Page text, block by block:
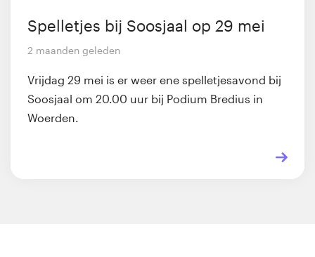
Spelletjes bij Soosjaal op 29 mei
2 maanden geleden
Vrijdag 29 mei is er weer ene spelletjesavond bij
Soosjaal om 20.00 uur bij Podium Bredius in
Woerden.